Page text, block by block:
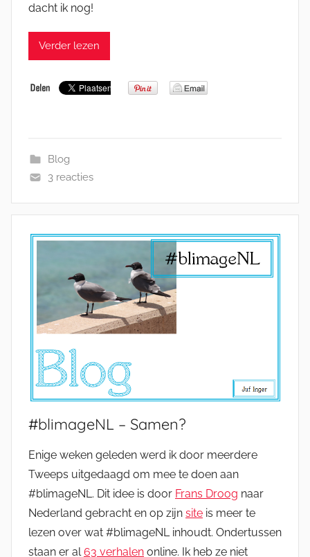
dacht ik nog!
Verder lezen
Blog
3 reacties
#blimageNL – Samen?
Enige weken geleden werd ik door meerdere
Tweeps uitgedaagd om mee te doen aan
#blimageNL. Dit idee is door Frans Droog naar
Nederland gebracht en op zijn site is meer te
lezen over wat #blimageNL inhoudt. Ondertussen
staan er al 63 verhalen online. Ik heb ze niet